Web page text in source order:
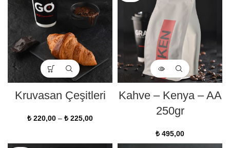
Kruvasan Çeşitleri
₺ 220,00 – ₺ 225,00
Kahve – Kenya – AA
250gr
₺ 495,00